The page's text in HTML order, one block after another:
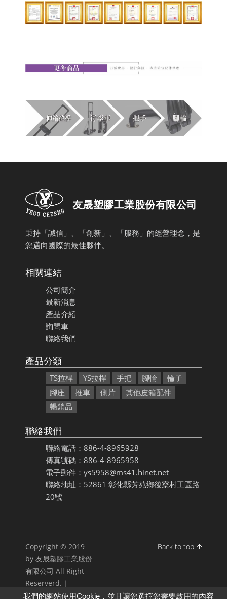
友晟塑膠工業股份有限公司
秉持「誠信」、「創新」、「服務」的經營理念，是
您邁向國際的最佳夥伴。
相關連結
公司簡介
最新消息
產品介紹
詢問車
聯絡我們
產品分類
TS拉桿 YS拉桿 手把 腳輪
輪子
腳座
推車 側片
其他皮箱配件
暢銷品
聯絡我們
聯絡電話：886-4-8965928
傳真號碼：886-4-8965958
電子郵件：ys5958@ms41.hinet.net
聯絡地址：52861 彰化縣芳苑鄉後寮村工區路
20號
Copyright © 2019
by 友晟塑膠工業股份
有限公司 All Right
Reserverd.｜
Back to top
我們的網站使用Cookie，並且讓您選擇您需要啟用的內容